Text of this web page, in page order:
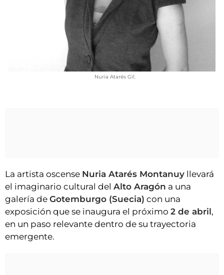
CLUB DEL AMIGO MILITANTE
INICIAR SESIÓN
Nuria Atarés Gil.
La artista oscense Nuria Atarés Montanuy llevará
el imaginario cultural del Alto Aragón a una
galería de Gotemburgo (Suecia) con una
exposición que se inaugura el próximo 2 de abril,
en un paso relevante dentro de su trayectoria
emergente.